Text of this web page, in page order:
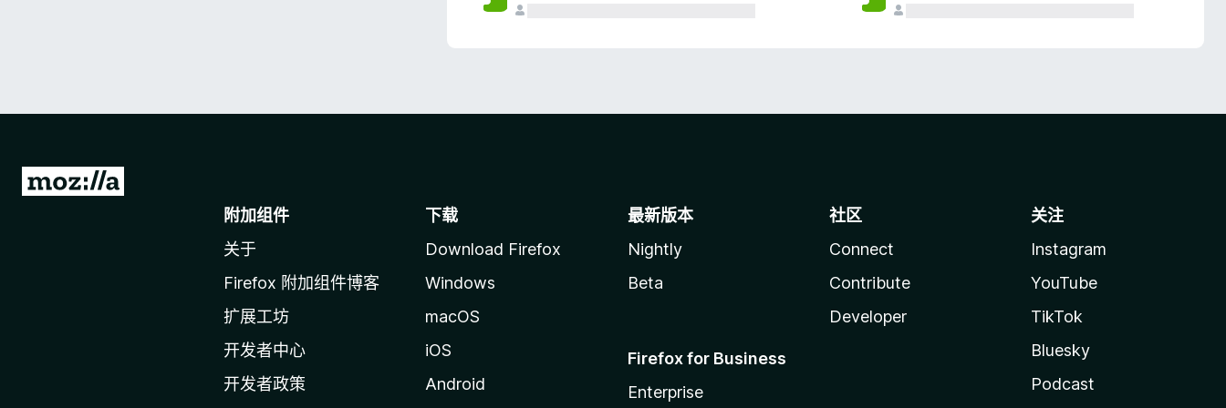
转
附加组件
关于
Firefox 附加组件博客
扩展工坊
开发者中心
开发者政策
下载
Download Firefox
Windows
macOS
iOS
Android
最新版本
Nightly
Beta
Firefox for Business
Enterprise
社区
Connect
Contribute
Developer
关注
Instagram
YouTube
TikTok
Bluesky
Podcast